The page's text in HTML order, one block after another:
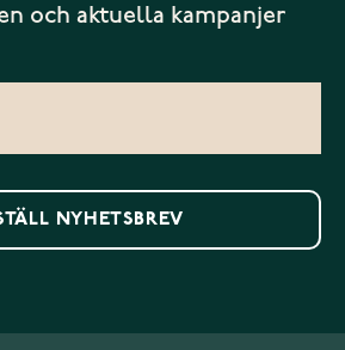
och aktuella kampanjer
NYHETSBREV